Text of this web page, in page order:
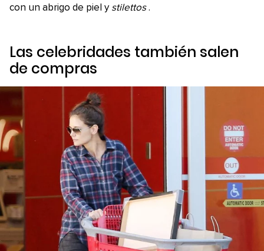
con un abrigo de piel y stilettos .
Las celebridades también salen
de compras